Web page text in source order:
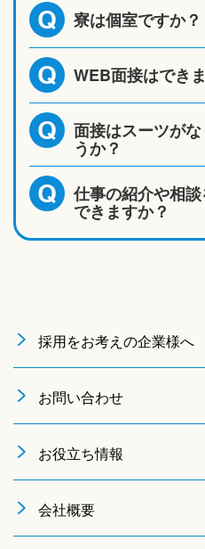
Q 寮は個室ですか？
Q WEB面接はでき
Q 面接はスーツが
うか？
Q 仕事の紹介や相
できますか？
採用をお考えの企業様へ
お問い合わせ
お役立ち情報
会社概要